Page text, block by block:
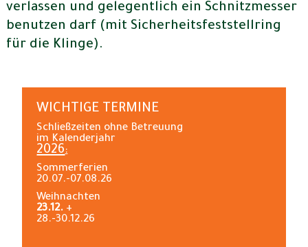
verlassen und gelegentlich ein Schnitzmesser
benutzen darf (mit Sicherheitsfeststellring
für die Klinge).
WICHTIGE TERMINE
Schließzeiten ohne Betreuung
im Kalenderjahr
2026:
Sommerferien
20.07.-07.08.26
Weihnachten
23.12. +
28.-30.12.26